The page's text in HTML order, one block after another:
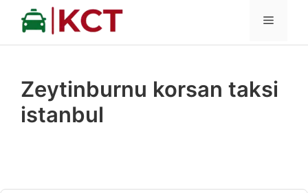
İçeriğe
MENÜ
Zeytinburnu korsan taksi
istanbul